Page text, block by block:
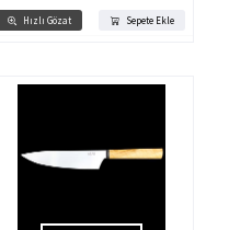
Hızlı Gözat Sepete Ekle